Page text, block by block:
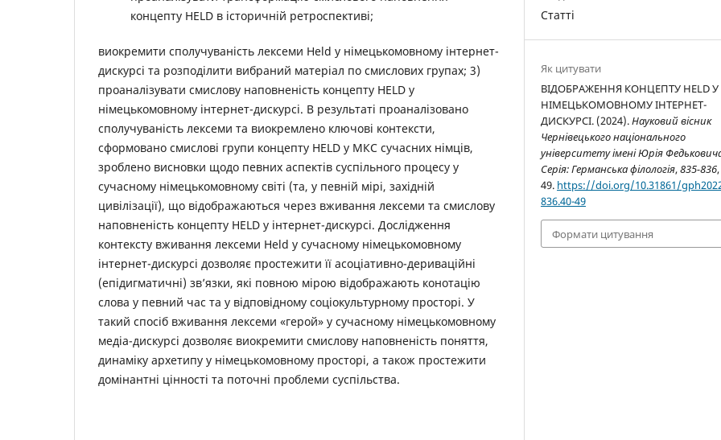
концепту HELD в історичній ретроспективі;
виокремити сполучуваність лексеми Held у німецькомовному інтернет-
дискурсі та розподілити вибраний матеріал по смислових групах; 3)
проаналізувати смислову наповненість концепту HELD у
німецькомовному інтернет-дискурсі. В результаті проаналізовано
сполучуваність лексеми та виокремлено ключові контексти,
сформовано смислові групи концепту HELD у МКС сучасних німців,
зроблено висновки щодо певних аспектів суспільного процесу у
сучасному німецькомовному світі (та, у певній мірі, західній
цивілізації), що відображаються через вживання лексеми та смислову
наповненість концепту HELD у інтернет-дискурсі. Дослідження
контексту вживання лексеми Held у сучасному німецькомовному
інтернет-дискурсі дозволяє простежити її асоціативно-дериваційні
(епідигматичні) зв’язки, які повною мірою відображають конотацію
слова у певний час та у відповідному соціокультурному просторі. У
такий спосіб вживання лексеми «герой» у сучасному німецькомовному
медіа-дискурсі дозволяє виокремити смислову наповненість поняття,
динаміку архетипу у німецькомовному просторі, а також простежити
домінантні цінності та поточні проблеми суспільства.
Статті
Як цитувати
ВІДОБРАЖЕННЯ КОНЦЕПТУ HELD У
НІМЕЦЬКОМОВНОМУ ІНТЕРНЕТ-
ДИСКУРСІ. (2024).Науковий вісник
Чернівецького національного
університету імені Юрія
Серія: Германська філологія,835-836
49. https://doi.org/10.31861/
836.40-49
Формати цитування